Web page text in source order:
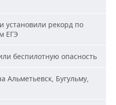
установили рекорд по
ЕГЭ
беспилотную опасность
Альметьевск, Бугульму,